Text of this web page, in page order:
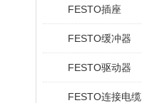
FESTO插座
FESTO缓冲器
FESTO驱动器
FESTO连接电缆